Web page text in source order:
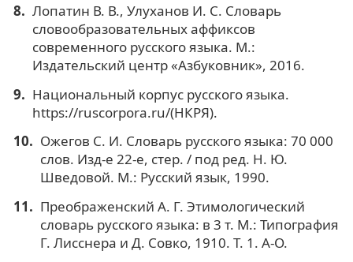
Лопатин В. В., Улуханов И. С. Словарь
словообразовательных аффиксов
современного русского языка. М.:
Издательский центр «Азбуковник», 2016.
Национальный корпус русского языка.
https://ruscorpora.ru/(НКРЯ).
Ожегов С. И. Словарь русского языка: 70 000
слов. Изд-е 22-е, стер. / под ред. Н. Ю.
Шведовой. М.: Русский язык, 1990.
Преображенский А. Г. Этимологический
словарь русского языка: в 3 т. М.: Типография
Г. Лисснера и Д. Совко, 1910. Т. 1. А-О.